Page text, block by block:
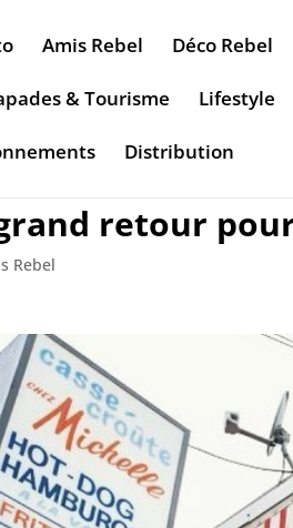
Amis Rebel Déco Rebel
& Tourisme Lifestyle
Distribution
retour
Rebel